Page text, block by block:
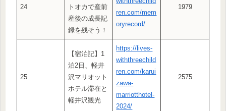
24
トオカで産前
産後の成長記
録を残そう！
ren.com/mem
oryrecord/
1979
25
【宿泊記】1
泊2日、軽井
沢マリオット
ホテル滞在と
軽井沢観光
https://lives-
withthreechild
ren.com/karui
zawa-
marriotthotel-
2024/
2575